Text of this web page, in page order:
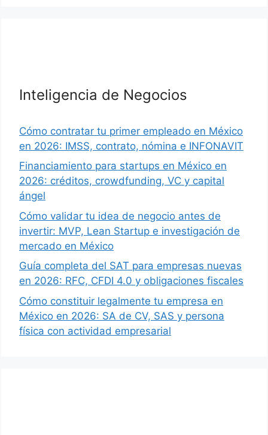
Inteligencia de Negocios
Cómo contratar tu primer empleado en México
en 2026: IMSS, contrato, nómina e INFONAVIT
Financiamiento para startups en México en
2026: créditos, crowdfunding, VC y capital
ángel
Cómo validar tu idea de negocio antes de
invertir: MVP, Lean Startup e investigación de
mercado en México
Guía completa del SAT para empresas nuevas
en 2026: RFC, CFDI 4.0 y obligaciones fiscales
Cómo constituir legalmente tu empresa en
México en 2026: SA de CV, SAS y persona
física con actividad empresarial